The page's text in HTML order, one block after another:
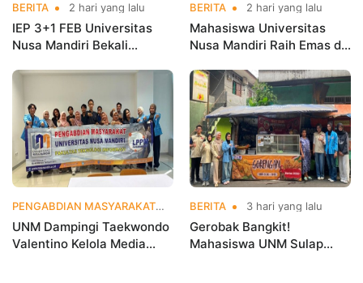
BERITA 2 hari yang lalu
IEP 3+1 FEB Universitas
Nusa Mandiri Bekali
Kerja Sebelum Lulus
BERITA 2 hari yang lalu
Mahasiswa Universitas
Nusa Mandiri Raih Emas di
Indonesia Open
Championships 2026
PENGABDIAN MASYARAKAT 3 hari yang lalu
UNM Dampingi Taekwondo
Valentino Kelola Media
BERITA 3 hari yang lalu
Gerobak Bangkit!
Mahasiswa UNM Sulap